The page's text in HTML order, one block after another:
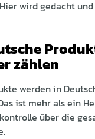
wird gedacht
zählen
werden in
ist mehr als ein
über die